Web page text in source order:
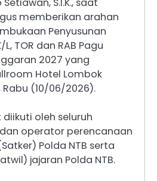
memberikan arahan
Penyusunan
TOR dan RAB Pagu
2027 yang
Hotel Lombok
(10/06/2026).
oleh seluruh
operator perencanaan
Polda NTB serta
jajaran Polda NTB.